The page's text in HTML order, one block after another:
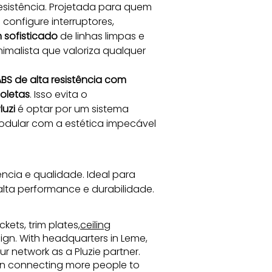
Projetada para quem
interruptores,
sofisticado de linhas limpas e
que valoriza qualquer
de alta resistência com
. Isso evita o
é optar por um sistema
com a estética impecável
e qualidade. Ideal para
performance e durabilidade.
trim plates,ceiling
With headquarters in Leme,
network as a Pluzie partner.
connecting more people to